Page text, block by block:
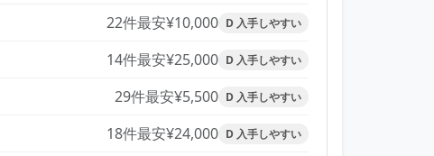
22件最安¥10,000 D 入手しやすい
14件最安¥25,000 D 入手しやすい
29件最安¥5,500 D 入手しやすい
18件最安¥24,000 D 入手しやすい